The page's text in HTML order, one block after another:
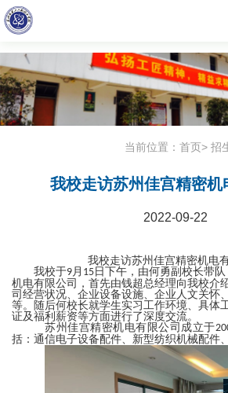
当前位置： 首页> 招
我校走访苏州佳宫精密机
2022-09-22
我校走访苏州佳宫精密机电
我校于9月 15 日下午 ， 由何勇副校长带队
机电有限公司
， 首先由钱超总经理向我校介
司经营状况、 企业设备设施、 企业人文关怀、
等。 随后何校长就学生实习工作环境、 具体
证及福利薪资等方面进行了深度交流。
苏州佳宫精密机电有限公司成立于
括：通信电子设备配件、新型纺织机械配件